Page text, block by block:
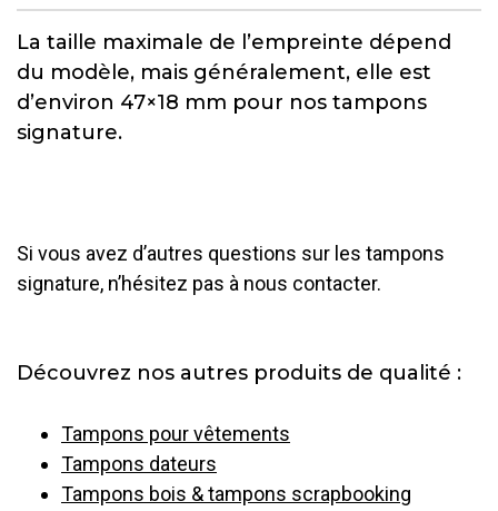
La taille maximale de l’empreinte dépend
du modèle, mais généralement, elle est
d’environ 47×18 mm pour nos tampons
signature.
Si vous avez d’autres questions sur les tampons
signature, n’hésitez pas à nous contacter.
Découvrez nos autres produits de qualité :
Tampons pour vêtements
Tampons dateurs
Tampons bois & tampons scrapbooking